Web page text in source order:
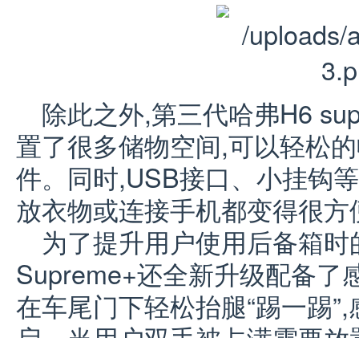
除此之外,第三代哈弗H6
置了很多储物空间,可以轻松
件。同时,USB接口、小挂钩
放衣物或连接手机都变得很方
为了提升用户使用后备箱
Supreme+还全新升级配备了
在车尾门下轻松抬腿“踢一踢